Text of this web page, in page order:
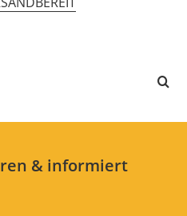
& informiert